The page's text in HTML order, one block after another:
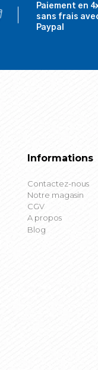
Paiement en
sans frais
Paypal
Informations
Contactez-nous
Notre magasin
CGV
A propos
Blog